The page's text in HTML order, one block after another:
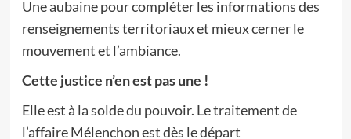
Une aubaine pour compléter les informations des
renseignements territoriaux et mieux cerner le
mouvement et l’ambiance.
Cette justice n’en est pas une !
Elle est à la solde du pouvoir. Le traitement de
l’affaire Mélenchon est dès le départ